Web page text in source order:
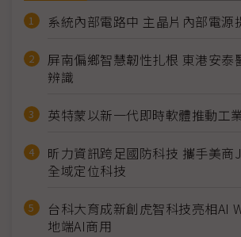
系統內部電路中 主晶片內部電源
屏南偏鄉智慧韌性扎根 東港安泰
辨識
英特蒙以新一代即時軟體推動工
昕力資訊跨足國防科技 攜手美商
全域定位科技
台科大育成新創虎智科技亮相AI
地端AI商用